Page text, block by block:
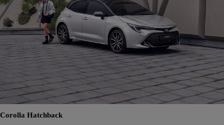
Corolla Hatchback